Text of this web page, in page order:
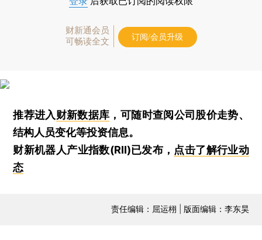
财新通会员
可畅读全文
订阅/会员升级
推荐进入财新数据库 ，可随时查阅公司股价走势、
结构人员变化等投资信息。
财新机器人产业指数(RII)已发布， 点击了解行业动
态
责任编辑：屈运栩 | 版面编辑：李东昊